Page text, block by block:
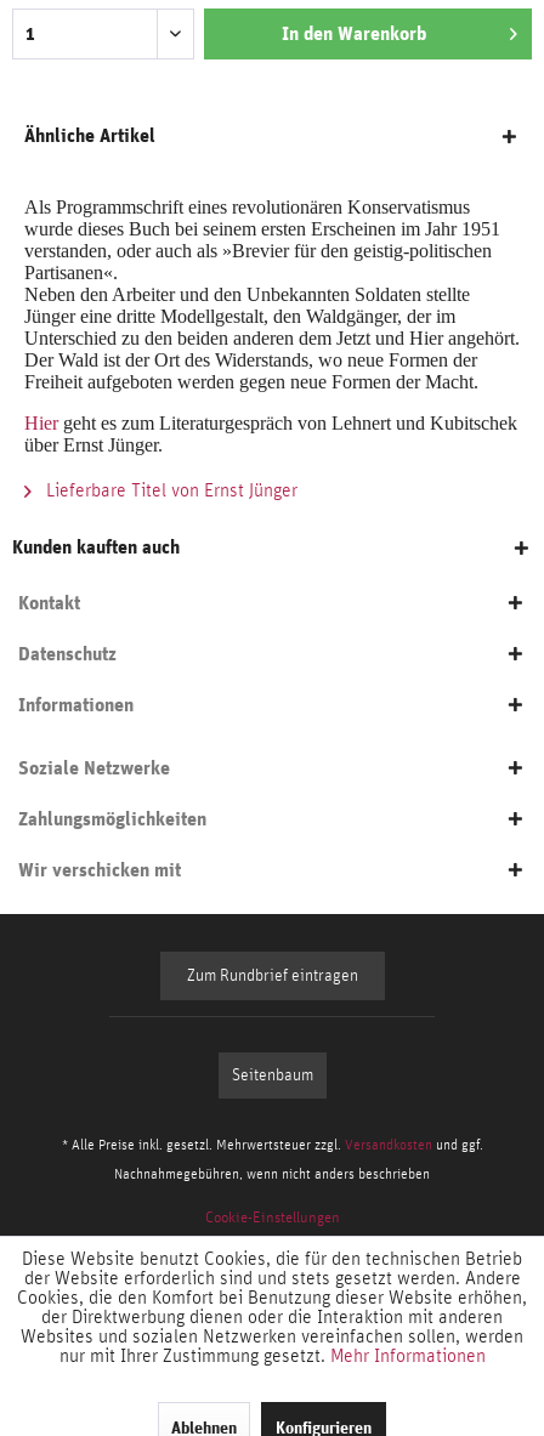
In den Warenkorb
Ähnliche Artikel
Als Programmschrift eines revolutionären Konservatismus
wurde dieses Buch bei seinem ersten Erscheinen im Jahr 1951
verstanden, oder auch als »Brevier für den geistig-politischen
Partisanen«.
Neben den Arbeiter und den Unbekannten Soldaten stellte
Jünger eine dritte Modellgestalt, den Waldgänger, der im
Unterschied zu den beiden anderen dem Jetzt und Hier angehört.
Der Wald ist der Ort des Widerstands, wo neue Formen der
Freiheit aufgeboten werden gegen neue Formen der Macht.
Hier geht es zum Literaturgespräch von Lehnert und Kubitschek
über Ernst Jünger.
Lieferbare Titel von Ernst Jünger
Kunden kauften auch
Kontakt
Datenschutz
Informationen
Soziale Netzwerke
Zahlungsmöglichkeiten
Wir verschicken mit
Zum Rundbrief eintragen
Seitenbaum
* Alle Preise inkl. gesetzl. Mehrwertsteuer zzgl. Versandkosten und ggf.
Nachnahmegebühren, wenn nicht anders beschrieben
Cookie-Einstellungen
Diese Website benutzt Cookies, die für den technischen Betrieb
der Website erforderlich sind und stets gesetzt werden. Andere
Cookies, die den Komfort bei Benutzung dieser Website erhöhen,
der Direktwerbung dienen oder die Interaktion mit anderen
Websites und sozialen Netzwerken vereinfachen sollen, werden
nur mit Ihrer Zustimmung gesetzt. Mehr Informationen
Ablehnen Konfigurieren